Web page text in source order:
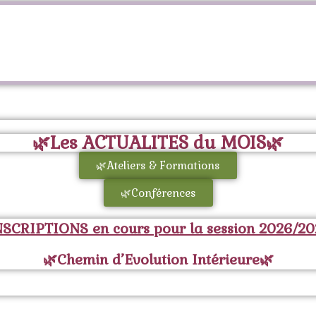
🌿Les ACTUALITES du MOIS🌿
🌿Ateliers & Formations
🌿Conférences
en cours pour la session 2026/
🌿Chemin d’Evolution Intérieure🌿